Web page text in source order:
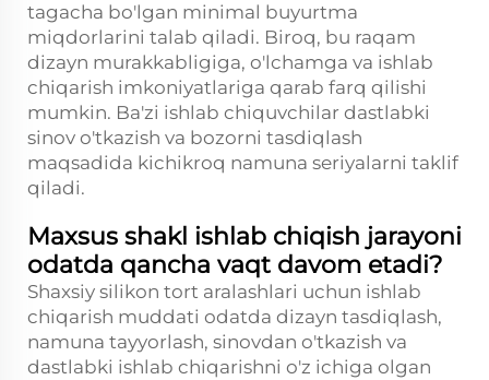
tagacha bo'lgan minimal buyurtma
miqdorlarini talab qiladi. Biroq, bu raqam
dizayn murakkabligiga, o'lchamga va ishlab
chiqarish imkoniyatlariga qarab farq qilishi
mumkin. Ba'zi ishlab chiquvchilar dastlabki
sinov o'tkazish va bozorni tasdiqlash
maqsadida kichikroq namuna seriyalarni taklif
qiladi.
Maxsus shakl ishlab chiqish jarayoni
odatda qancha vaqt davom etadi?
Shaxsiy silikon tort aralashlari uchun ishlab
chiqarish muddati odatda dizayn tasdiqlash,
namuna tayyorlash, sinovdan o'tkazish va
dastlabki ishlab chiqarishni o'z ichiga olgan